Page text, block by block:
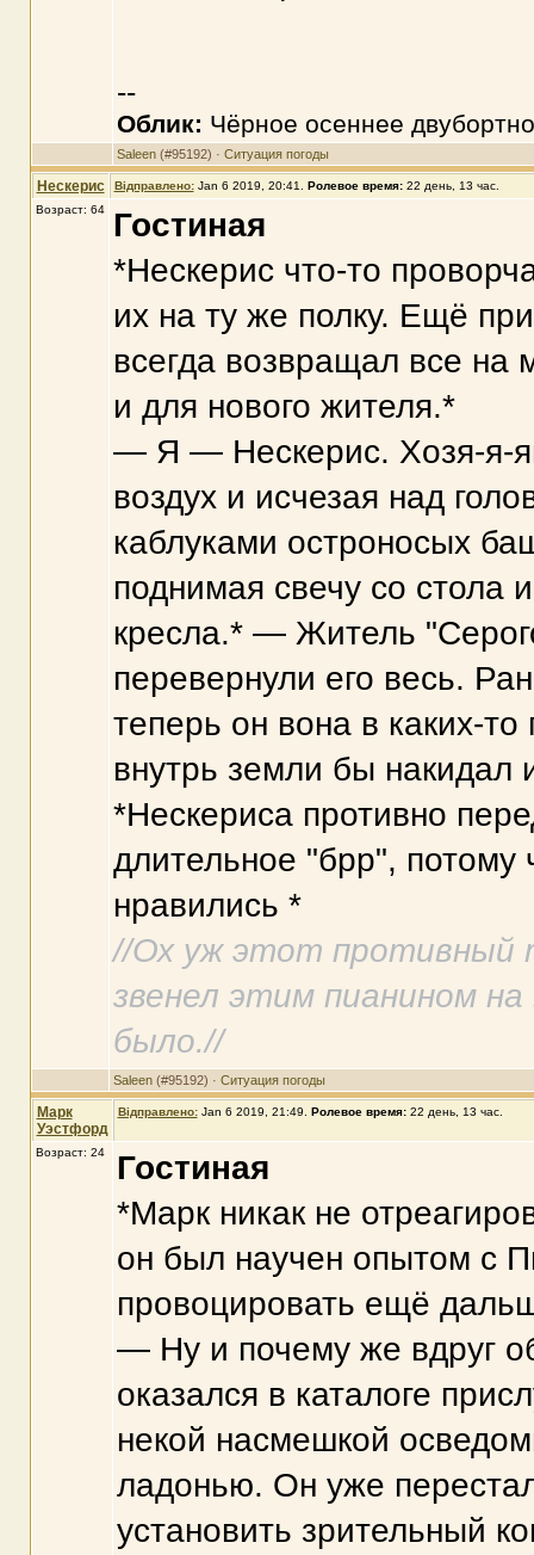
--
Облик: Чёрное осеннее
Saleen(#95192) · Ситуация погоды
Нескерис Відправлено: Jan 6 2019, 20:41 Ролевое время:22 день, 13 час.
Возраст: 64
Гостиная
*Нескерис что-то
их на ту же полку. Ещё
всегда возвращал все на
и для нового жителя.*
— Я — Нескерис. Хозя-я-
воздух и исчезая над
каблуками остроносых
поднимая свечу со стола
кресла.* — Житель
перевернули его весь.
теперь он вона в каких-
внутрь земли бы
*Нескериса противно
длительное "брр", потому
нравились *
//Ох уж этот противный
звенел этим пианином
было.//
Saleen(#95192) · Ситуация погоды
Марк
Уэстфорд
Відправлено: Jan 6 2019, 21:49 Ролевое время:22 день, 13 час.
Возраст: 24
Гостиная
*Марк никак не
он был научен опытом с
провоцировать ещё
— Ну и почему же вдруг
оказался в каталоге
некой насмешкой
ладонью. Он уже
установить зрительный